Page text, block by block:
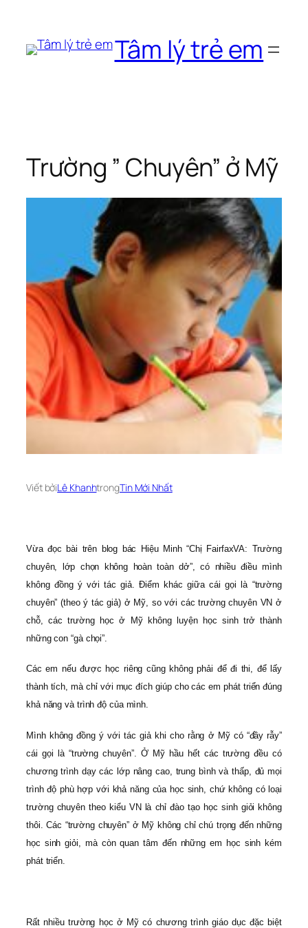
phần
Tâm lý trẻ em
Trường ” Chuyên” ở Mỹ
Viết bởiLê KhanhtrongTin Mới Nhất
Vừa đọc bài trên blog bác Hiệu Minh “Chị FairfaxVA: Trường
chuyên, lớp chọn không hoàn toàn dở”, có nhiều điều mình
không đồng ý với tác giả. Điểm khác giữa cái gọi là “trường
chuyên” (theo ý tác giả) ở Mỹ, so với các trường chuyên VN ở
chỗ, các trường học ở Mỹ không luyện học sinh trở thành
những con “gà chọi”.
Các em nếu được học riêng cũng không phải để đi thi, để lấy
thành tích, mà chỉ với mục đích giúp cho các em phát triển đúng
khả năng và trình độ của mình.
Mình không đồng ý với tác giả khi cho rằng ở Mỹ có “đầy rẫy”
cái gọi là “trường chuyên”. Ở Mỹ hầu hết các trường đều có
chương trình dạy các lớp nâng cao, trung bình và thấp, đủ mọi
trình độ phù hợp với khả năng của học sinh, chứ không có loại
trường chuyên theo kiểu VN là chỉ đào tạo học sinh giỏi không
thôi. Các “trường chuyên” ở Mỹ không chỉ chú trọng đến những
học sinh giỏi, mà còn quan tâm đến những em học sinh kém
phát triển.
Rất nhiều trường học ở Mỹ có chương trình giáo dục đặc biệt